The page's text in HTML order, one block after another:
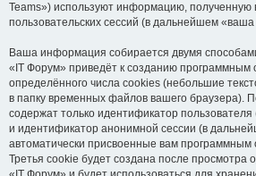
Teams») используют информацию,
пользовательских сессий (в дальнейшем
Ваша информация собирается двумя
«IT Форум» приведёт к созданию программным
определённого числа cookies (небольшие
в папку временных файлов вашего браузера).
содержат только идентификатор
и идентификатор анонимной сессии (в
автоматически присвоенные вам программным
Третья cookie будет создана после просмотра